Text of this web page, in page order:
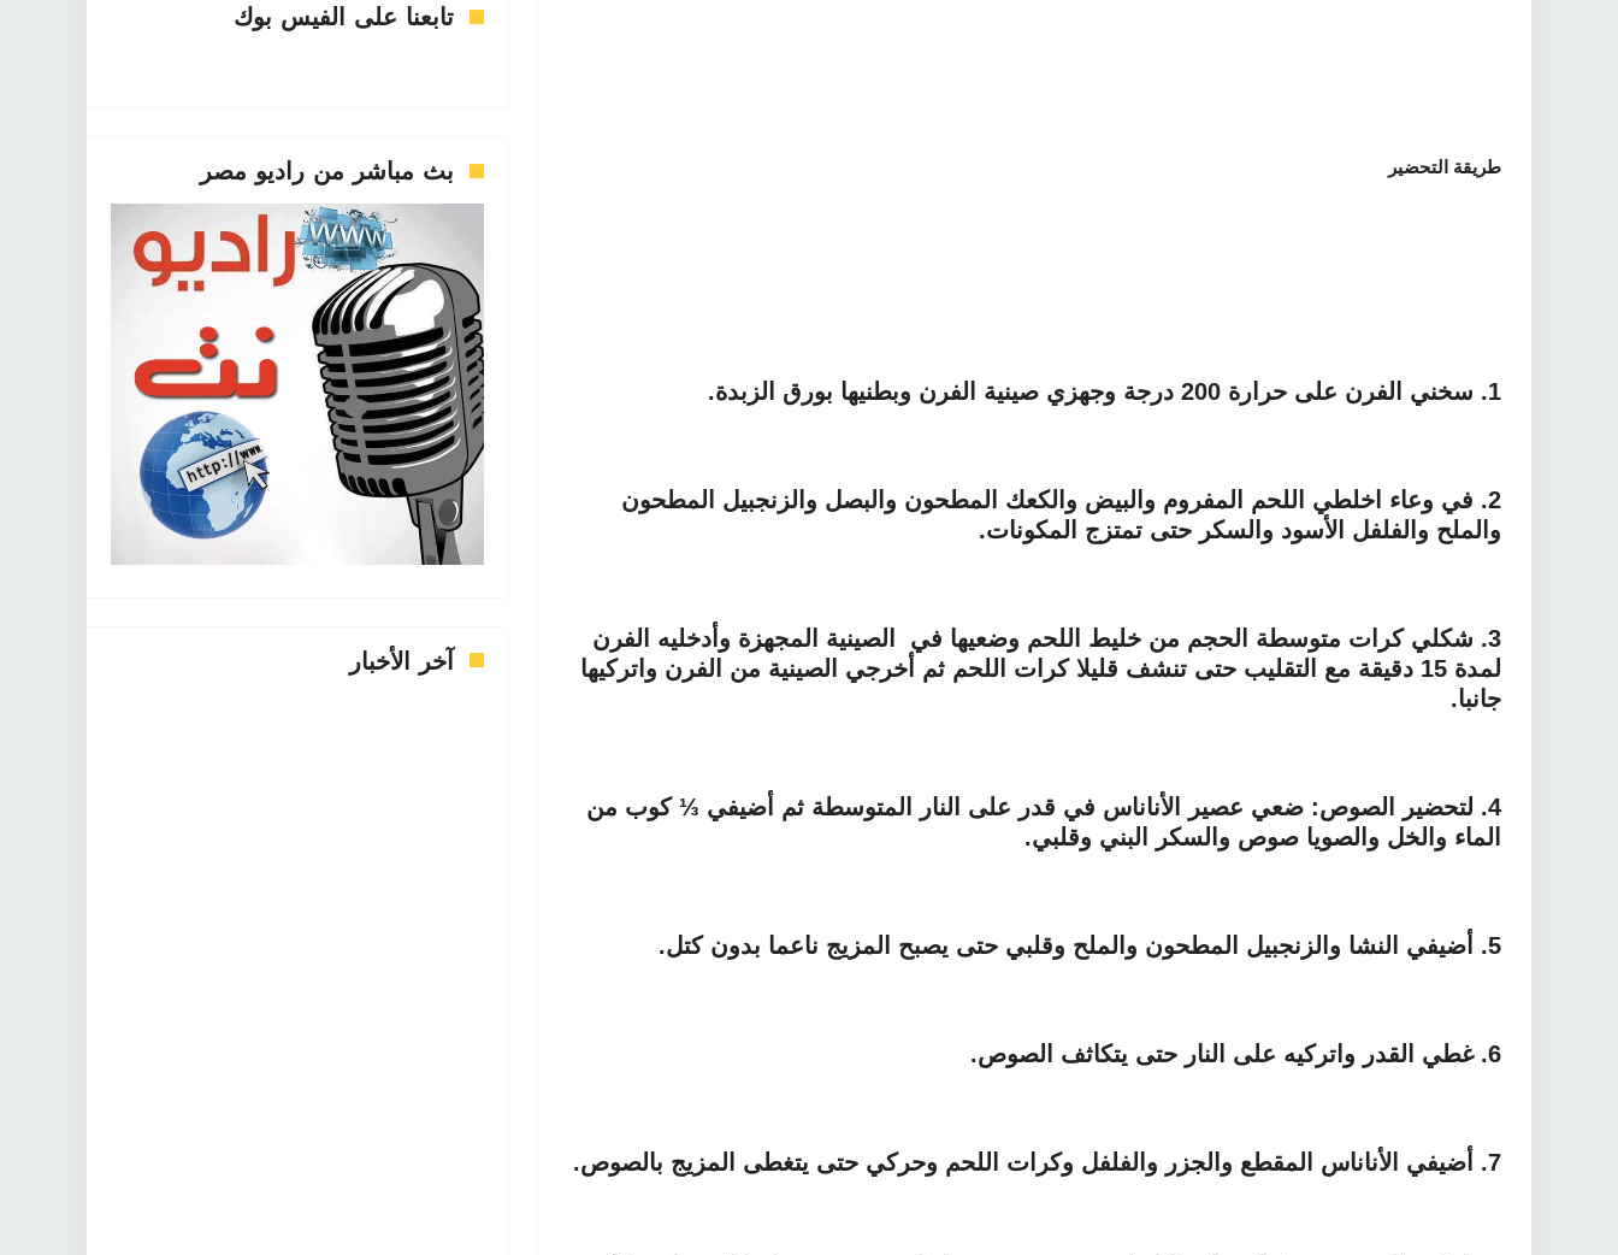
طريقة التحضير
1. سخني الفرن على حرارة 200 درجة وجهزي صينية الفرن وبطنيها بورق الزبدة.
2. في وعاء اخلطي اللحم المفروم والبيض والكعك المطحون والبصل والزنجبيل المطحون
والملح والفلفل الأسود والسكر حتى تمتزج المكونات.
3. شكلي كرات متوسطة الحجم من خليط اللحم وضعيها في الصينية المجهزة وأدخليه الفرن
لمدة 15 دقيقة مع التقليب حتى تنشف قليلا كرات اللحم ثم أخرجي الصينية من الفرن واتركيها
جانبا.
4. لتحضير الصوص: ضعي عصير الأناناس في قدر على النار المتوسطة ثم أضيفي ⅓ كوب من
الماء والخل والصويا صوص والسكر البني وقلبي.
5. أضيفي النشا والزنجبيل المطحون والملح وقلبي حتى يصبح المزيج ناعما بدون كتل.
6. غطي القدر واتركيه على النار حتى يتكاثف الصوص.
7. أضيفي الأناناس المقطع والجزر والفلفل وكرات اللحم وحركي حتى يتغطى المزيج بالصوص.
تابعنا على الفيس بوك
بث مباشر من راديو مصر
آخر الأخبار